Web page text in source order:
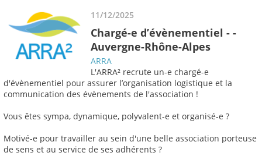
11/12/2025
Chargé-e d’évènementiel - -
Auvergne-Rhône-Alpes
ARRA
L'ARRA² recrute un-e chargé-e
d'évènementiel pour assurer l’organisation logistique et la
communication des évènements de l'association !
Vous êtes sympa, dynamique, polyvalent-e et organisé-e ?
Motivé-e pour travailler au sein d'une belle association porteuse
de sens et au service de ses adhérents ?